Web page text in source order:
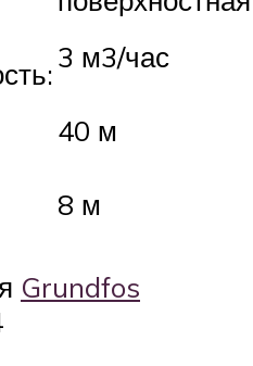
3 м3/час
40 м
8 м
Grundfos